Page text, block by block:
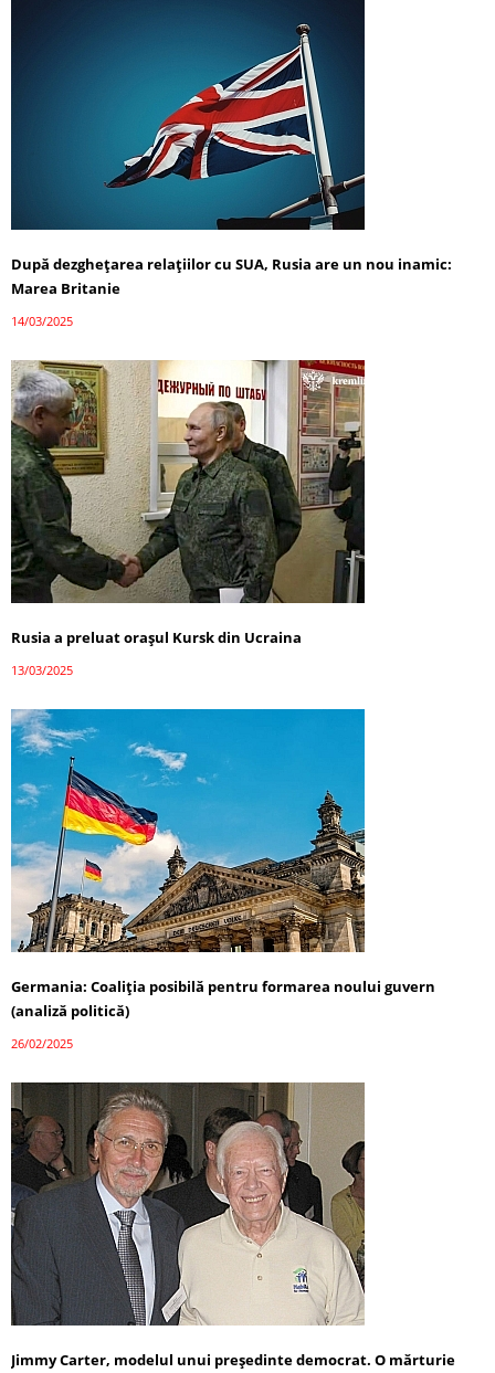
După dezghețarea relațiilor cu SUA, Rusia are un nou inamic:
Marea Britanie
14/03/2025
Rusia a preluat orașul Kursk din Ucraina
13/03/2025
Germania: Coaliția posibilă pentru formarea noului guvern
(analiză politică)
26/02/2025
Jimmy Carter, modelul unui președinte democrat. O mărturie